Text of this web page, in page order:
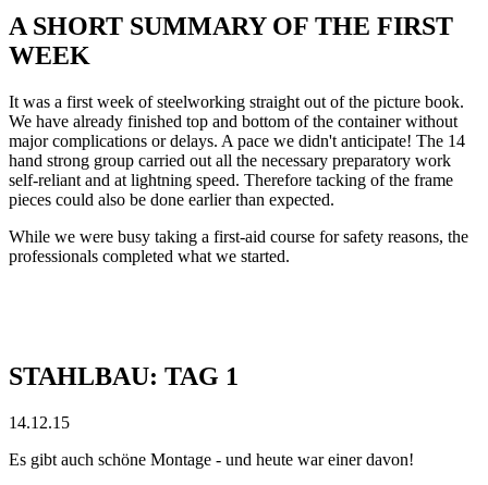
A SHORT SUMMARY OF THE FIRST
WEEK
It was a first week of steelworking straight out of the picture book.
We have already finished top and bottom of the container without
major complications or delays. A pace we didn't anticipate! The 14
hand strong group carried out all the necessary preparatory work
self-reliant and at lightning speed. Therefore tacking of the frame
pieces could also be done earlier than expected.
While we were busy taking a first-aid course for safety reasons, the
professionals completed what we started.
STAHLBAU: TAG 1
14.12.15
Es gibt auch schöne Montage - und heute war einer davon!